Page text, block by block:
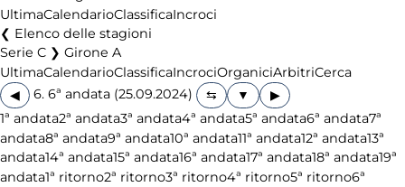
UltimaCalendarioClassificaIncroci
Elenco delle stagioni
Serie C ❯ Girone A
UltimaCalendarioClassificaIncrociOrganiciArbitriCerca
◀
6. 6ª andata (25.09.2024)
▶
1ª andata2ª andata3ª andata4ª andata5ª andata6ª andata7ª
andata8ª andata9ª andata10ª andata11ª andata12ª andata13ª
andata14ª andata15ª andata16ª andata17ª andata18ª andata19ª
andata1ª ritorno2ª ritorno3ª ritorno4ª ritorno5ª ritorno6ª